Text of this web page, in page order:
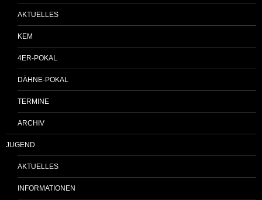
AKTUELLES
KEM
4ER-POKAL
DÄHNE-POKAL
TERMINE
ARCHIV
JUGEND
AKTUELLES
INFORMATIONEN